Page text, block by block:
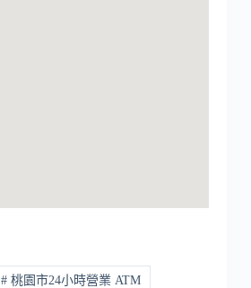
#桃園市24小時營業 ATM